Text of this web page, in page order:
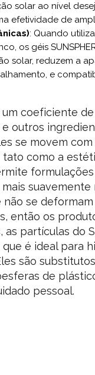
solar ao nível
efetividade de
: Quando
os géis
solar, reduzem a
e
um coeficiente
outros
se movem
como a
formulações
suavemente
se
então os
partículas do
é ideal para
são
de
pessoal.